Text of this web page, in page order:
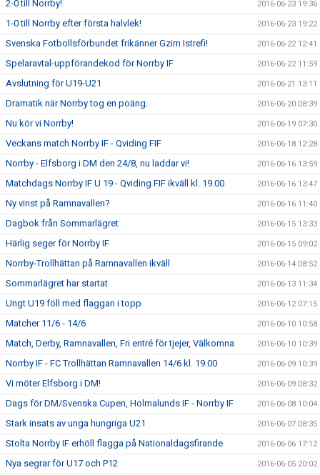
2-0 till Norrby! 2016-06-23 19:36
1-0 till Norrby efter första halvlek! 2016-06-23 19:22
Svenska Fotbollsförbundet frikänner Gzim Istrefi! 2016-06-22 12:41
Spelaravtal-uppförandekod för Norrby IF 2016-06-22 11:59
Avslutning för U19-U21 2016-06-21 13:11
Dramatik när Norrby tog en poäng. 2016-06-20 08:39
Nu kör vi Norrby! 2016-06-19 07:30
Veckans match Norrby IF - Qviding FIF 2016-06-18 12:28
Norrby - Elfsborg i DM den 24/8, nu laddar vi! 2016-06-16 13:59
Matchdags Norrby IF U 19 - Qviding FIF ikväll kl. 19.00 2016-06-16 13:47
Ny vinst på Ramnavallen? 2016-06-16 11:40
Dagbok från Sommarlägret 2016-06-15 13:33
Härlig seger för Norrby IF 2016-06-15 09:02
Norrby-Trollhättan på Ramnavallen ikväll 2016-06-14 08:52
Sommarlägret har startat 2016-06-13 11:34
Ungt U19 föll med flaggan i topp 2016-06-12 07:15
Matcher 11/6 - 14/6 2016-06-10 10:58
Match, Derby, Ramnavallen, Fri entré för tjejer, Välkomna 2016-06-10 10:39
Norrby IF - FC Trollhättan Ramnavallen 14/6 kl. 19.00 2016-06-09 10:39
Vi möter Elfsborg i DM! 2016-06-09 08:32
Dags för DM/Svenska Cupen, Holmalunds IF - Norrby IF 2016-06-08 10:04
Stark insats av unga hungriga U21 2016-06-07 08:35
Stolta Norrby IF erhöll flagga på Nationaldagsfirande 2016-06-06 17:12
Nya segrar för U17 och P12 2016-06-05 20:02